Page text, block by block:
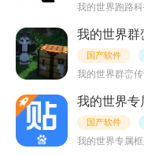
国产软件
国产软件